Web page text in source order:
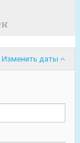
Изменить даты